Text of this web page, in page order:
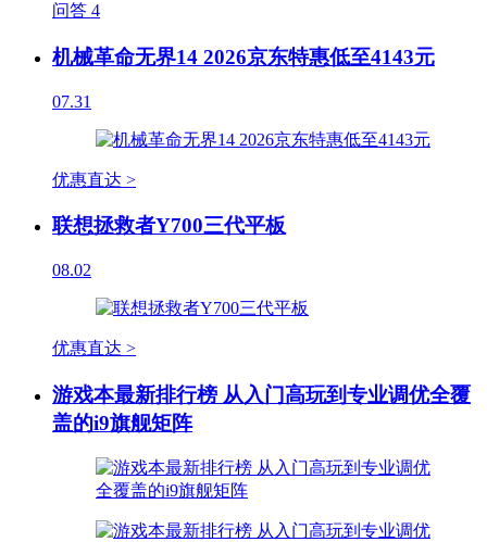
问答 4
机械革命无界14 2026京东特惠低至4143元
07.31
优惠直达 >
联想拯救者Y700三代平板
08.02
优惠直达 >
游戏本最新排行榜 从入门高玩到专业调优全覆
盖的i9旗舰矩阵